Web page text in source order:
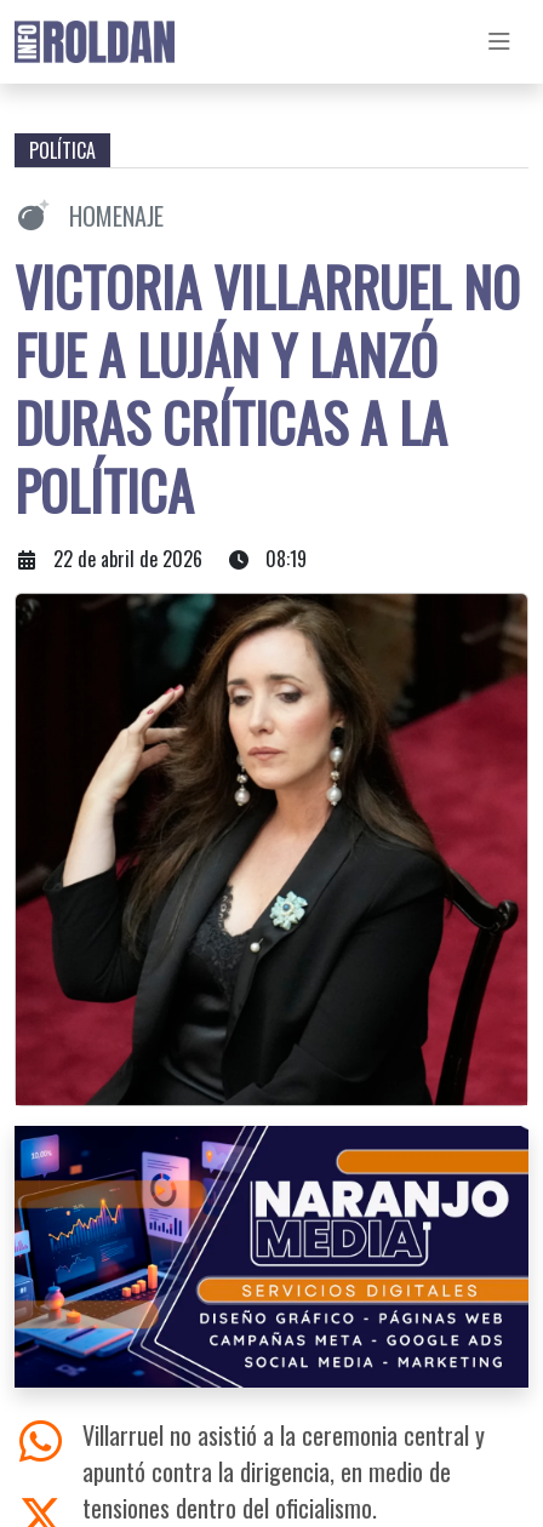
POLÍTICA
HOMENAJE
VICTORIA VILLARRUEL NO
FUE A LUJÁN Y LANZÓ
DURAS CRÍTICAS A LA
POLÍTICA
22 de abril de 2026 08:19
Villarruel no asistió a la ceremonia central y
apuntó contra la dirigencia, en medio de
tensiones dentro del oficialismo.